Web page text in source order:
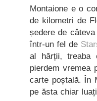
Montaione e o
de kilometri de
ședere de
într-un fel de
al hărții, treaba
pierdem vremea
carte poștală. În
pe ăsta chiar